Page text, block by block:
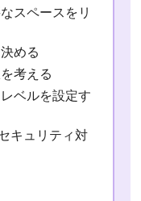
スペースをリ
める
考える
ベルを設定す
キュリティ対